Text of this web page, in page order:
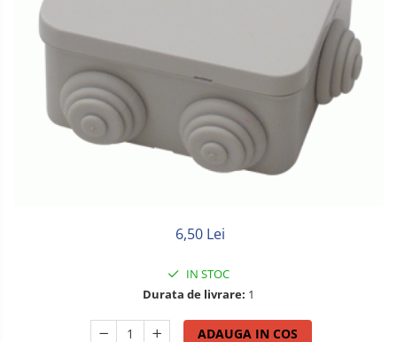
Neopren
6,50 Lei
IN STOC
Durata de livrare: 1
ADAUGA IN COS